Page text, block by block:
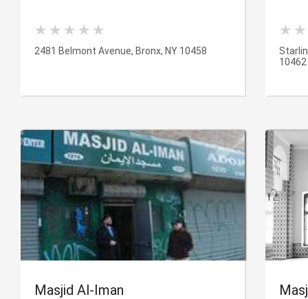
2481 Belmont Avenue, Bronx, NY 10458
10462
Masjid Al-Iman